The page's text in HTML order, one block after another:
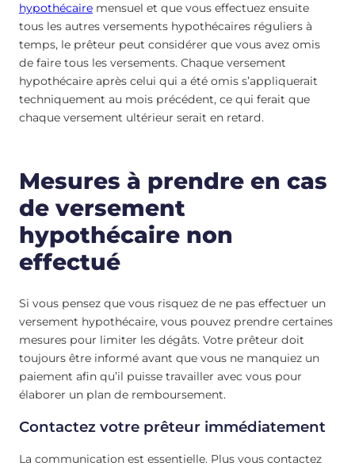
hypothécaire mensuel et que vous effectuez ensuite
tous les autres versements hypothécaires réguliers à
temps, le prêteur peut considérer que vous avez omis
de faire tous les versements. Chaque versement
hypothécaire après celui qui a été omis s’appliquerait
techniquement au mois précédent, ce qui ferait que
chaque versement ultérieur serait en retard.
Mesures à prendre en cas
de versement
hypothécaire non
effectué
Si vous pensez que vous risquez de ne pas effectuer un
versement hypothécaire, vous pouvez prendre certaines
mesures pour limiter les dégâts. Votre prêteur doit
toujours être informé avant que vous ne manquiez un
paiement afin qu’il puisse travailler avec vous pour
élaborer un plan de remboursement.
Contactez votre prêteur immédiatement
La communication est essentielle. Plus vous contactez